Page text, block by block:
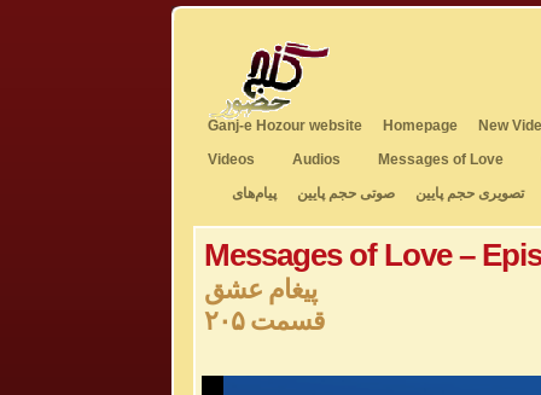
Ganj-e Hozour website Homepage New
Videos
Audios Messages of Love
تصویری حجم پایین صوتی حجم پایین
پیام‌های
Messages of Love –
پیغام عشق
قسمت ۲۰۵